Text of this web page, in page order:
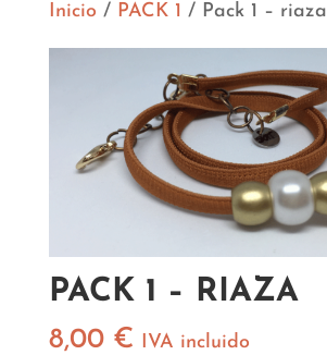
Inicio / PACK 1 / Pack 1 – riaza
PACK 1 – RIAZA
8,00 € IVA incluido